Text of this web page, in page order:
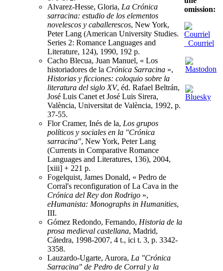
Alvarez-Hesse, Gloria, La Crónica
sarracina: estudio de los elementos
novelescos y caballerescos, New York,
Peter Lang (American University Studies.
Series 2: Romance Languages and
Literature, 124), 1990, 192 p.
Cacho Blecua, Juan Manuel, « Los
historiadores de la Crónica Sarracina »,
Historias y ficciones: coloquio sobre la
literatura del siglo XV, éd. Rafael Beltrán,
José Luis Canet et José Luis Sirera,
València, Universitat de València, 1992, p.
37-55.
Flor Cramer, Inés de la, Los grupos
políticos y sociales en la "Crónica
sarracina", New York, Peter Lang
(Currents in Comparative Romance
Languages and Literatures, 136), 2004,
[xiii] + 221 p.
Fogelquist, James Donald, « Pedro de
Corral's reconfiguration of La Cava in the
Crónica del Rey don Rodrigo »,
eHumanista: Monographs in Humanities,
III.
Gómez Redondo, Fernando, Historia de la
prosa medieval castellana, Madrid,
Cátedra, 1998-2007, 4 t., ici t. 3, p. 3342-
3358.
Lauzardo-Ugarte, Aurora, La "Crónica
Sarracina" de Pedro de Corral y la
omission:
Courriel